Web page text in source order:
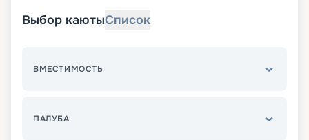
Выбор каютыСписок
ВМЕСТИМОСТЬ
ПАЛУБА